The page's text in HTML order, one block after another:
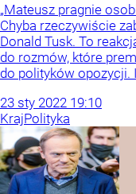
„Mateusz pragnie
Chyba rzeczywiście
Donald Tusk. To
do rozmów, które
do polityków opozycji.
23 sty 2022 19:10
KrajPolityka